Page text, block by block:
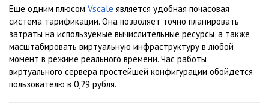
Еще одним плюсом Vscale является удобная почасовая
система тарификации. Она позволяет точно планировать
затраты на используемые вычислительные ресурсы, а также
масштабировать виртуальную инфраструктуру в любой
момент в режиме реального времени. Час работы
виртуального сервера простейшей конфигурации обойдется
пользователю в 0,29 рубля.